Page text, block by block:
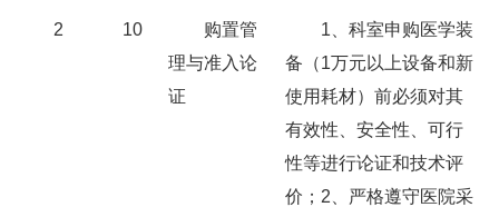
2 10
购置管
理与准入论
证
1、科室申购医学装
备（1万元以上设备和新
使用耗材）前必须对其
有效性、安全性、可行
性等进行论证和技术评
价；2、严格遵守医院采